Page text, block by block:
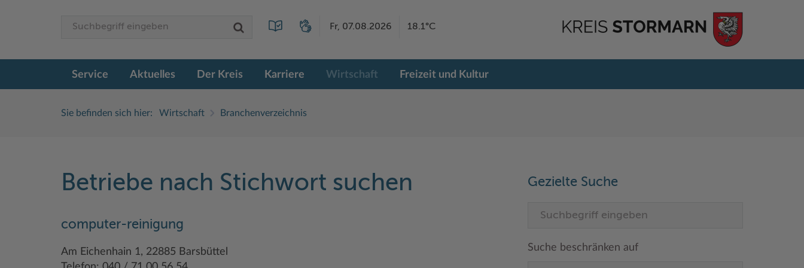
Fr, 07.08.2026 18.1°C
Service Aktuelles Der Kreis Karriere Wirtschaft Freizeit und Kultur
Sie befinden sich hier: Wirtschaft Branchenverzeichnis
Betriebe nach Stichwort suchen
computer-reinigung
Am Eichenhain 1, 22885 Barsbüttel
Gezielte Suche
Suche beschränken auf